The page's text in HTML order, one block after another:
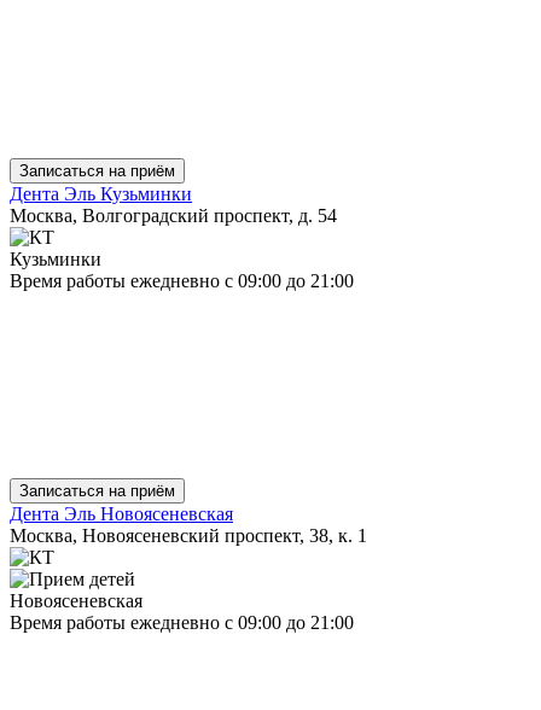
Записаться на приём
Дента Эль Кузьминки
Москва, Волгоградский проспект, д. 54
Кузьминки
Время работы ежедневно с 09:00 до 21:00
Записаться на приём
Дента Эль Новоясеневская
Москва, Новоясеневский проспект, 38, к. 1
Новоясеневская
Время работы ежедневно с 09:00 до 21:00